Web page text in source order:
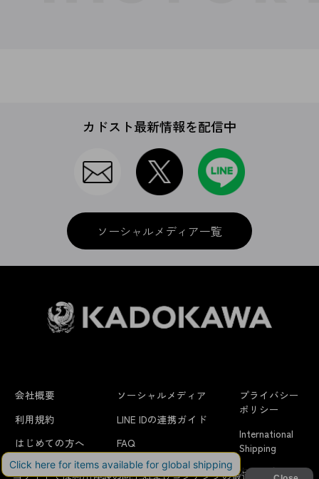
よくあるお問い合わせ
カドスト最新情報を配信中
ソーシャルメディア一覧
会社概要
利用規約
はじめての方へ
ソーシャルメディア
LINE IDの連携ガイド
FAQ
特定商取引法に
プライバシー
ポリシー
International
Shipping
お問い合わせ/
当サイトでは利用体験の向上およびコンテンツの最適な提供、ト